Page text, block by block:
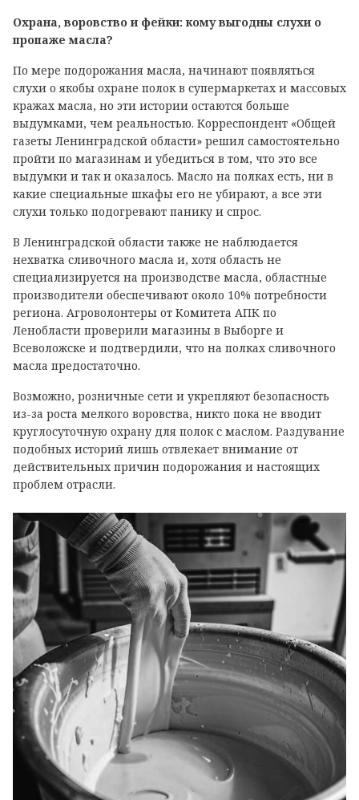
Охрана, воровство и фейки: кому выгодны слухи о
пропаже масла?
По мере подорожания масла, начинают появляться
слухи о якобы охране полок в супермаркетах и массовых
кражах масла, но эти истории остаются больше
выдумками, чем реальностью. Корреспондент «Общей
газеты Ленинградской области» решил самостоятельно
пройти по магазинам и убедиться в том, что это все
выдумки и так и оказалось. Масло на полках есть, ни в
какие специальные шкафы его не убирают, а все эти
слухи только подогревают панику и спрос.
В Ленинградской области также не наблюдается
нехватка сливочного масла и, хотя область не
специализируется на производстве масла, областные
производители обеспечивают около 10% потребности
региона. Агроволонтеры от Комитета АПК по
Ленобласти проверили магазины в Выборге и
Всеволожске и подтвердили, что на полках сливочного
масла предостаточно.
Возможно, розничные сети и укрепляют безопасность
из-за роста мелкого воровства, никто пока не вводит
круглосуточную охрану для полок с маслом. Раздувание
подобных историй лишь отвлекает внимание от
действительных причин подорожания и настоящих
проблем отрасли.